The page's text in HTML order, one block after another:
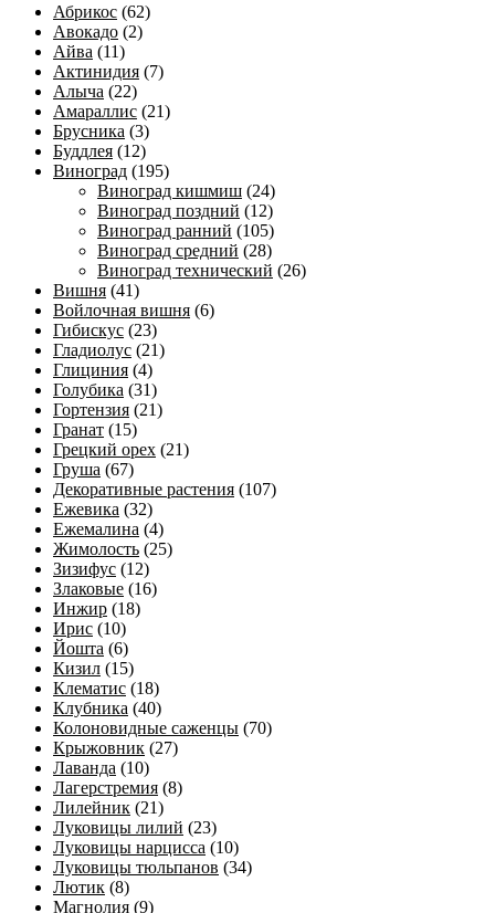
Абрикос (62)
Авокадо (2)
Айва (11)
Актинидия (7)
Алыча (22)
Амараллис (21)
Брусника (3)
Буддлея (12)
Виноград (195)
Виноград кишмиш (24)
Виноград поздний (12)
Виноград ранний (105)
Виноград средний (28)
Виноград технический (26)
Вишня (41)
Войлочная вишня (6)
Гибискус (23)
Гладиолус (21)
Глициния (4)
Голубика (31)
Гортензия (21)
Гранат (15)
Грецкий орех (21)
Груша (67)
Декоративные растения (107)
Ежевика (32)
Ежемалина (4)
Жимолость (25)
Зизифус (12)
Злаковые (16)
Инжир (18)
Ирис (10)
Йошта (6)
Кизил (15)
Клематис (18)
Клубника (40)
Колоновидные саженцы (70)
Крыжовник (27)
Лаванда (10)
Лагерстремия (8)
Лилейник (21)
Луковицы лилий (23)
Луковицы нарцисса (10)
Луковицы тюльпанов (34)
Лютик (8)
Магнолия (9)